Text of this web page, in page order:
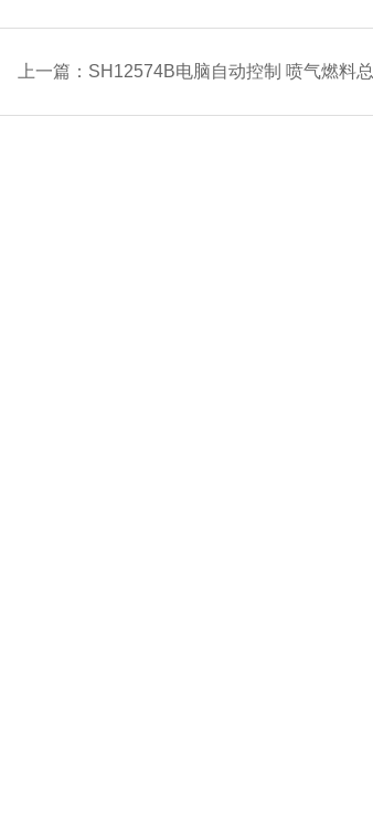
上一篇： SH12574B电脑自动控制 喷气燃料总酸值测定仪